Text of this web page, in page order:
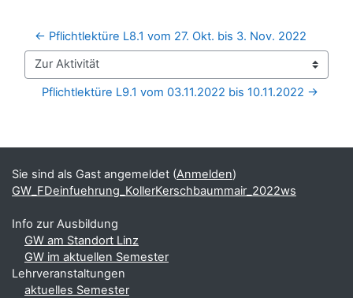
← Pflichtlektüre L8.1 vom 27. Okt. bis 3. Nov. 2022
Zur Aktivität
Pflichtlektüre L9.1 vom 03.11.2022 bis 10.11.2022 →
Ergänzungsblöcke
Sie sind als Gast angemeldet (Anmelden)
GW_FDeinfuehrung_KollerKerschbaummair_2022ws
Info zur Ausbildung
GW am Standort Linz
GW im aktuellen Semester
Lehrveranstaltungen
aktuelles Semester